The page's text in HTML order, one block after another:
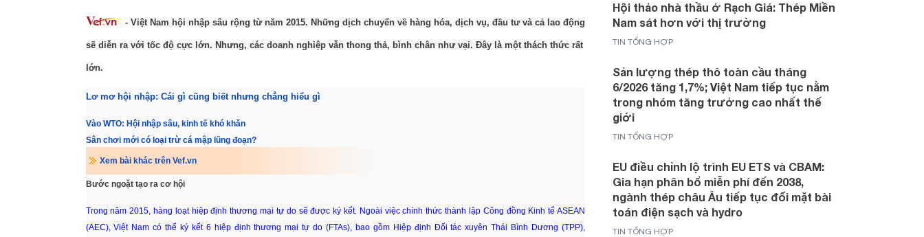
- Việt Nam hội nhập sâu rộng từ năm 2015. Những dịch chuyển về hàng hóa, dịch vụ, đầu tư và cả lao động
sẽ diễn ra với tốc độ cực lớn. Nhưng, các doanh nghiệp vẫn thong thả, bình chân như vại. Đây là một thách thức rất
lớn.
Lơ mơ hội nhập: Cái gì cũng biết nhưng chẳng hiểu gì
Vào WTO: Hội nhập sâu, kinh tế khó khăn
Sân chơi mới có loại trừ cá mập lũng đoạn?
Xem bài khác trên Vef.vn
Bước ngoặt tạo ra cơ hội
Trong năm 2015, hàng loạt hiệp định thương mại tự do sẽ được ký kết. Ngoài việc chính thức thành lập Công đồng Kinh tế ASEAN
(AEC), Việt Nam có thể ký kết 6 hiệp định thương mại tự do (FTAs), bao gồm Hiệp định Đối tác xuyên Thái Bình Dương (TPP),
Hội thảo nhà thầu ở Rạch Giá: Thép Miền
Nam sát hơn với thị trường
TIN TỔNG HỢP
Sản lượng thép thô toàn cầu tháng
6/2026 tăng 1,7%; Việt Nam tiếp tục nằm
trong nhóm tăng trưởng cao nhất thế
giới
TIN TỔNG HỢP
EU điều chỉnh lộ trình EU ETS và CBAM:
Gia hạn phân bổ miễn phí đến 2038,
ngành thép châu Âu tiếp tục đối mặt bài
toán điện sạch và hydro
TIN TỔNG HỢP